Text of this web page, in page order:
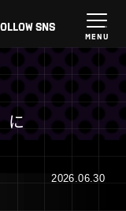
SNS
に
2026.06.30